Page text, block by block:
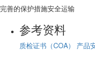
完善的保护措施安全运输
参考资料
质检证书（COA） 产品